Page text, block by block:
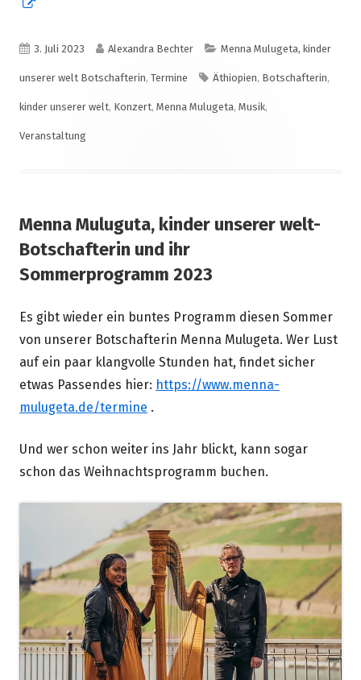
Fenster
öffnen
Veröffentlicht
am
3. Juli 2023 Autor
Alexandra Bechter Kategorien
Menna Mulugeta, kinder
unserer welt Botschafterin, Termine Schlagwörter
Äthiopien, Botschafterin,
kinder unserer welt, Konzert, Menna Mulugeta, Musik,
Veranstaltung
Menna Muluguta, kinder unserer welt-
Botschafterin und ihr
Sommerprogramm 2023
Es gibt wieder ein buntes Programm diesen Sommer
von unserer Botschafterin Menna Mulugeta. Wer Lust
auf ein paar klangvolle Stunden hat, findet sicher
etwas Passendes hier: https://www.menna-
mulugeta.de/termine .
Und wer schon weiter ins Jahr blickt, kann sogar
schon das Weihnachtsprogramm buchen.